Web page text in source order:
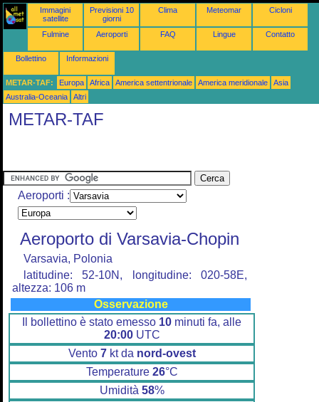
Immagini
satellite
Previsioni 10
giorni
Clima Meteomar Cicloni
Fulmine Aeroporti FAQ Lingue Contatto
Bollettino Informazioni
METAR-TAF: Europa Africa America settentrionale America meridionale
Asia
Australia-Oceania
Altri
METAR-TAF
Aeroporti :
Aeroporto di Varsavia-Chopin
Varsavia, Polonia
latitudine: 52-10N, longitudine: 020-58E,
altezza: 106 m
Osservazione
Il bollettino è stato emesso 10 minuti fa, alle
20:00UTC
Vento 7kt da nord-ovest
Temperature 26°C
Umidità 58%